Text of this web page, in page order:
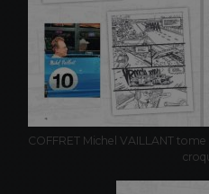
COFFRET Michel VAILLANT